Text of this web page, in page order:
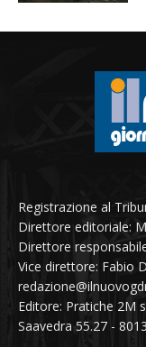
Registrazione al
Direttore editoriale:
Direttore
Vice direttore: Fabio
Editore: Pratiche 2M
Saavedra 55.27 -